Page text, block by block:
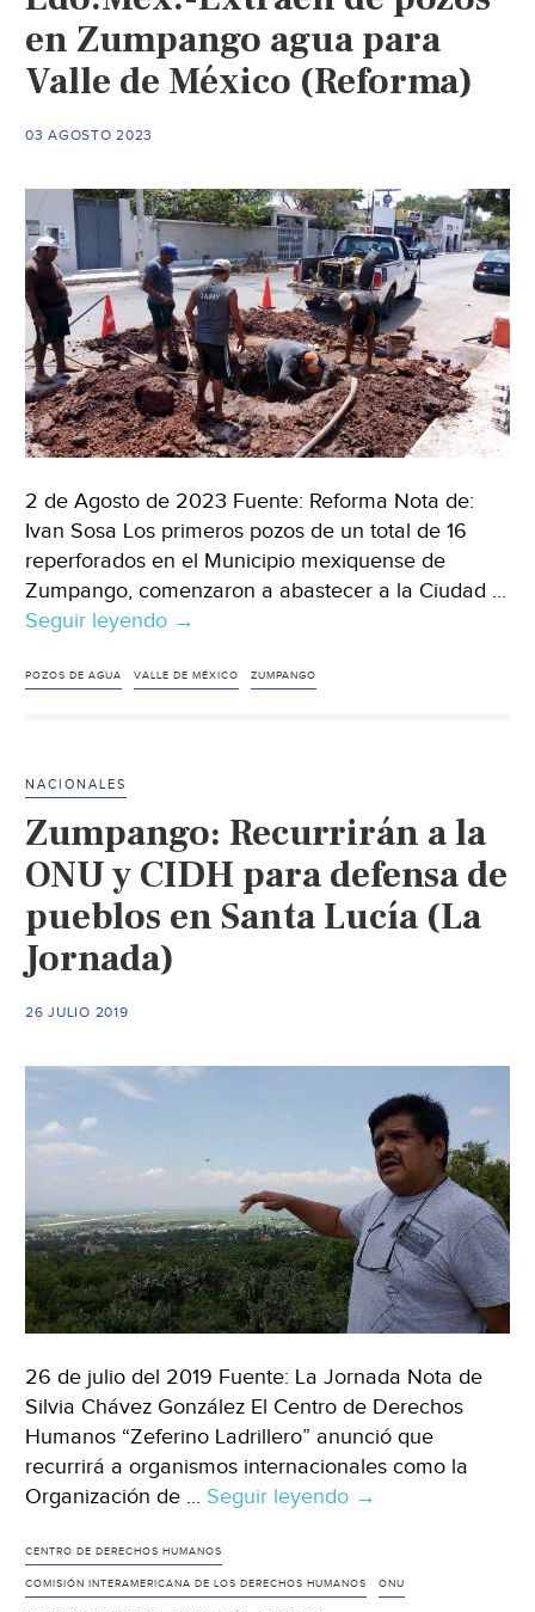
Zumpango
al
(El
Universal)
en Zumpango agua para
Valle de México (Reforma)
03 AGOSTO 2023
2 de Agosto de 2023 Fuente: Reforma Nota de:
Ivan Sosa Los primeros pozos de un total de 16
reperforados en el Municipio mexiquense de
Zumpango, comenzaron a abastecer a la Ciudad …
Seguir leyendo Edo.Mex.-
de
para
Valle
de
México
→
POZOS DE AGUA VALLE DE MÉXICO ZUMPANGO
NACIONALES
Zumpango: Recurrirán a la
ONU y CIDH para defensa de
pueblos en Santa Lucía (La
Jornada)
26 JULIO 2019
26 de julio del 2019 Fuente: La Jornada Nota de
Silvia Chávez González El Centro de Derechos
Humanos “Zeferino Ladrillero” anunció que
recurrirá a organismos internacionales como la
Organización de … Seguir leyendo Zumpango:
la
→
CENTRO DE DERECHOS HUMANOS
COMISIÓN INTERAMERICANA DE LOS DERECHOS HUMANOS ONU